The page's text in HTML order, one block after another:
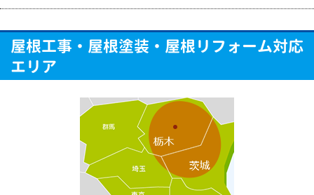
屋根工事・屋根塗装・屋根リフォーム対応
エリア